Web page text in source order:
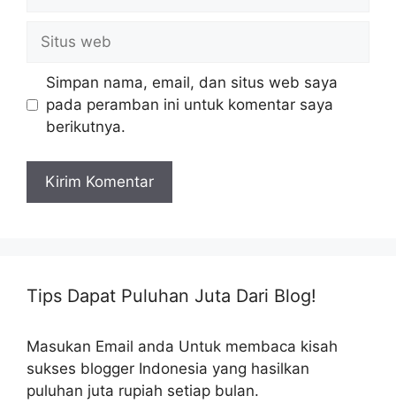
Situs
web
Simpan nama, email, dan situs web saya
pada peramban ini untuk komentar saya
berikutnya.
Tips Dapat Puluhan Juta Dari Blog!
Masukan Email anda Untuk membaca kisah
sukses blogger Indonesia yang hasilkan
puluhan juta rupiah setiap bulan.